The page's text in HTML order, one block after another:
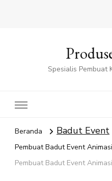
Spesialis Pembuat
Beranda Badut Event
Pembuat Badut Event
Pembuat Badut Event